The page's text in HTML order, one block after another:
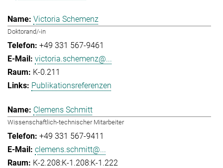
Victoria Schemenz
Doktorand/-in
+49 331 567-9461
victoria.schemenz@...
K-0.211
Publikationsreferenzen
Clemens Schmitt
Wissenschaftlich-technischer Mitarbeiter
+49 331 567-9411
clemens.schmitt@...
K-2.208:K-1.208:K-1.222